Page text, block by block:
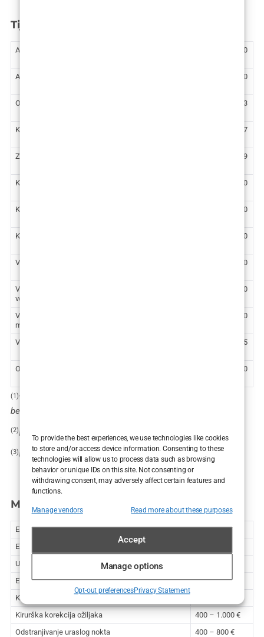
To provide the best experiences, we use technologies like cookies
to store and/or access device information. Consenting to these
technologies will allow us to process data such as browsing
behavior or unique IDs on this site. Not consenting or
withdrawing consent, may adversely affect certain features and
functions.
Manage vendors Read more about these purposes
Accept
Manage options
Opt-out preferencesPrivacy Statement
Tijelo
Abdominoplastika
5.100
Abdominoplastika – VASERlipo jedna regija
6.300
Oblikovanje stražnjice vlastitim masnim tkivom
5.973
Kirurško podizanje stražnjice
3.717
Zatezanje nadlaktica (brahioplastika)
3.319
Kirurško zatezanje unutarnje strane natkoljenica
4.700
Korekcija stidnih usana (labioplastika) – lokalna anestezija
1.460
Korekcija stidnih usana (labioplastika) – opća anestezija
2.190
VASERlipo ultrazvučna liposukcija trbuha
3.720
VASERlipo ultrazvučna liposukcija ostalih dijelova tijela –
veća regija
2.530
VASERlipo ultrazvučna liposukcija ostalih dijelova tijela –
manja regija
1.860
VASERlipo ultrazvučna liposukcija dodatne regije
1.195
Operacija hernije (kila ili bruh)
2.500
(1)Veća regija odnosi se na stražnjicu, natkoljenice, listove,
bedra, leđa ili ruke.
(2)Manja regija odnosi se na koljena ili lipom.
(3)Uz Vaserlipo liposukciju trbuha.
Mali kirurški zahvati
Ekscizija madeža
135 – 400 €
Ekscizija madeža/tumora s rekonstrukcijom
Uklanjanje ksantelazme (jedna vjeđa)
Ekscizija ostalih promjena na koži
200 – 800 €
Kirurško uklanjanje tetovaža
Kirurška korekcija ožiljaka
400 – 1.000 €
Odstranjivanje uraslog nokta
400 – 800 €